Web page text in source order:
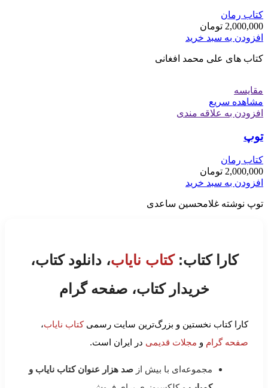
کتاب رمان
2,000,000 تومان
افزودن به سبد خرید
کتاب های علی محمد افغانی
مقایسه
مشاهده سریع
افزودن به علاقه مندی
توپ
کتاب رمان
2,000,000 تومان
افزودن به سبد خرید
توپ نوشته غلامحسین ساعدی
کارا کتاب:کتاب نایاب، دانلود کتاب،
خریدار کتاب، صفحه گرام
کارا کتاب نخستین و بزرگ‌ترین سایت رسمیکتاب نایاب،
صفحه گرام و مجلات قدیمی در ایران است.
مجموعه‌ای با بیش از صد هزار عنوان کتاب نایاب و